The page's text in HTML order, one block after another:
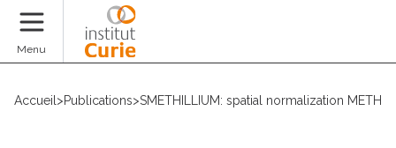
Menu
Accueil >Publications>SMETHILLIUM: spatial normalization